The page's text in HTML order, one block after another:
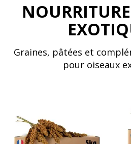
Graines, pâtées et
pour oiseaux